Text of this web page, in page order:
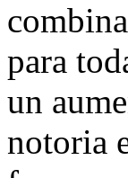
para
un
notoria